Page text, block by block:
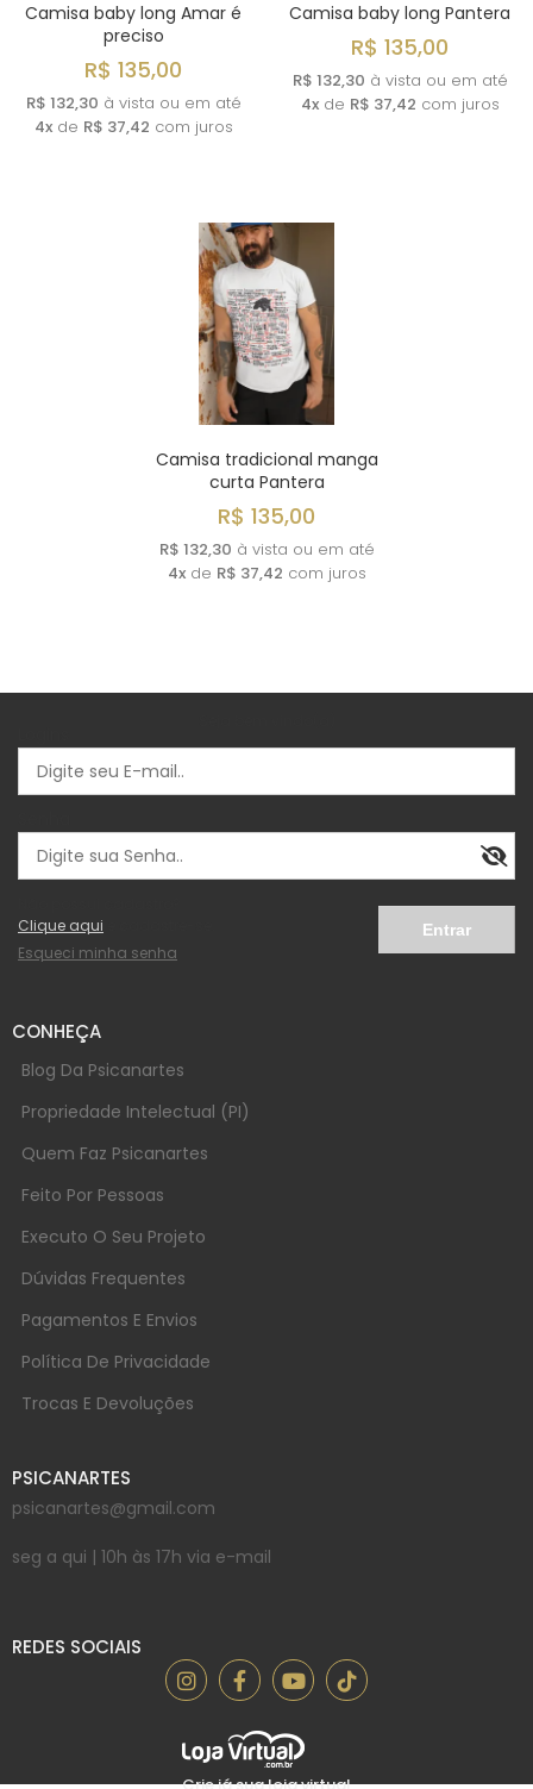
Camisa baby long Amar é
preciso
R$ 135,00
R$ 132,30 à vista ou em até
4xde R$ 37,42 com juros
Camisa baby long Pantera
R$ 135,00
R$ 132,30 à vista ou em até
4xde R$ 37,42 com juros
Camisa tradicional manga
curta Pantera
R$ 135,00
R$ 132,30 à vista ou em até
4xde R$ 37,42 com juros
Clique aqui
Esqueci minha senha
CONHEÇA
Blog Da Psicanartes
Propriedade Intelectual (PI)
Quem Faz Psicanartes
Feito Por Pessoas
Executo O Seu Projeto
Dúvidas Frequentes
Pagamentos E Envios
Política De Privacidade
Trocas E Devoluções
PSICANARTES
psicanartes@gmail.com
seg a qui | 10h às 17h via e-mail
REDES SOCIAIS